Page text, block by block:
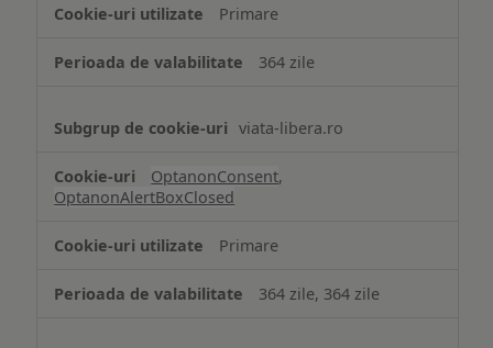
necesare
Primare
364 zile
viata-libera.ro
OptanonConsent,
OptanonAlertBoxClosed
Primare
364 zile, 364 zile